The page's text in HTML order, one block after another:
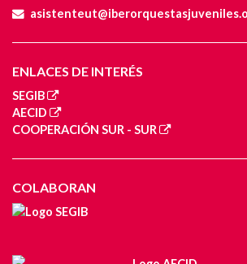
ENLACES DE INTERÉS
SEGIB
AECID
COOPERACIÓN SUR - SUR
COLABORAN